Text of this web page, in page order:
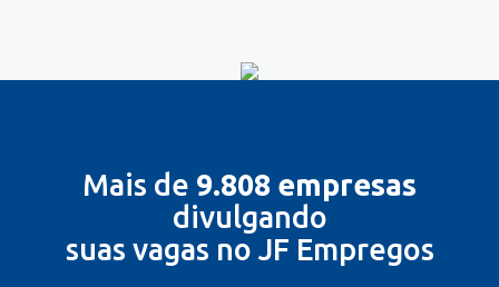
Mais de 9.808 empresas
divulgando
suas vagas no JF Empregos